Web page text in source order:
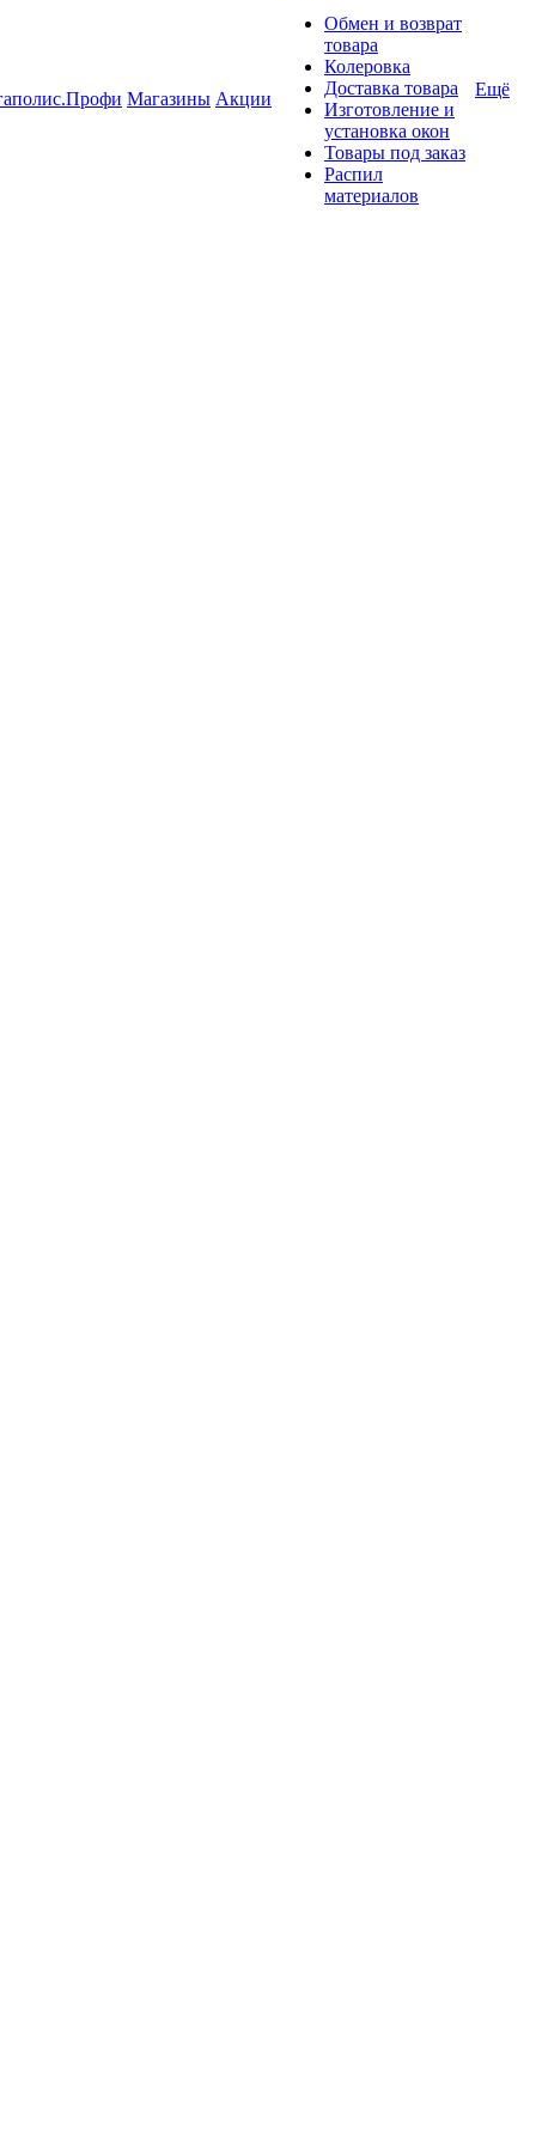
Магазины Акции
Обмен и возврат
товара
Колеровка
Доставка товара
Изготовление и
установка окон
Товары под заказ
Распил
материалов
Ещё